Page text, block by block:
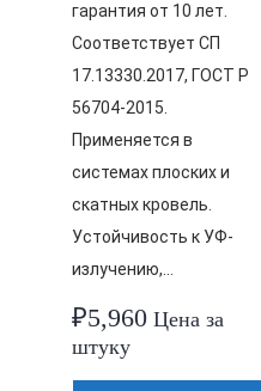
гарантия от 10 лет.
Соответствует СП
17.13330.2017, ГОСТ Р
56704-2015.
Применяется в
системах плоских и
скатных кровель.
Устойчивость к УФ-
излучению,…
₽5,960 Цена за
штуку